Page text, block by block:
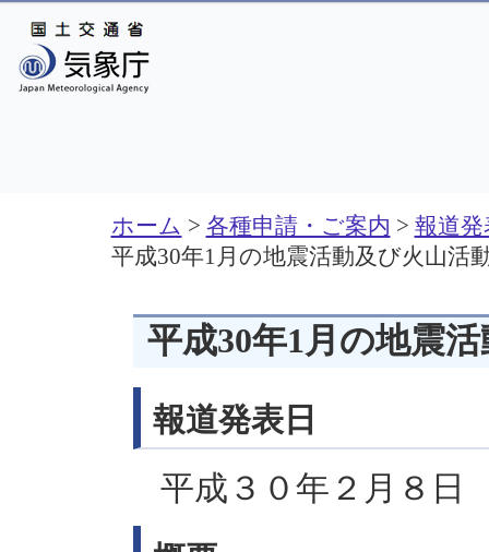
ホーム > 各種申請・ご案内 > 報道
平成30年1月の地震活動及び火山活
平成30年1月の地震
報道発表日
平成３０年２月８日